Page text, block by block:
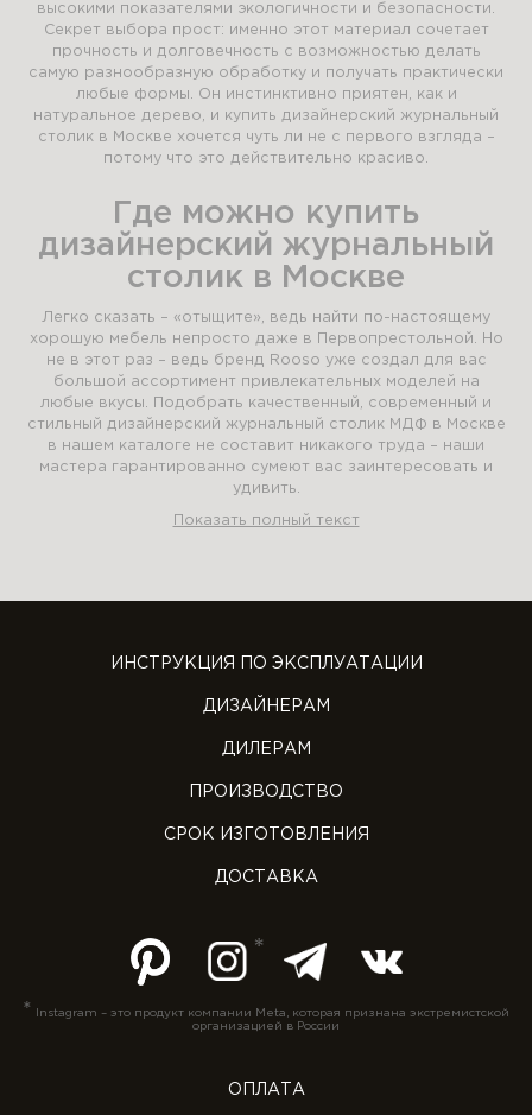
высокими показателями экологичности и безопасности.
Секрет выбора прост: именно этот материал сочетает
прочность и долговечность с возможностью делать
самую разнообразную обработку и получать практически
любые формы. Он инстинктивно приятен, как и
натуральное дерево, и купить дизайнерский журнальный
столик в Москве хочется чуть ли не с первого взгляда –
потому что это действительно красиво.
Где можно купить
дизайнерский журнальный
столик в Москве
Легко сказать – «отыщите», ведь найти по-настоящему
хорошую мебель непросто даже в Первопрестольной. Но
не в этот раз – ведь бренд Rooso уже создал для вас
большой ассортимент привлекательных моделей на
любые вкусы. Подобрать качественный, современный и
стильный дизайнерский журнальный столик МДФ в Москве
в нашем каталоге не составит никакого труда – наши
мастера гарантированно сумеют вас заинтересовать и
удивить.
Показать полный текст
ИНСТРУКЦИЯ ПО ЭКСПЛУАТАЦИИ
ДИЗАЙНЕРАМ
ДИЛЕРАМ
ПРОИЗВОДСТВО
СРОК ИЗГОТОВЛЕНИЯ
ДОСТАВКА
*
Instagram – это продукт компании Meta, которая признана экстремистской
организацией в России
ОПЛАТА